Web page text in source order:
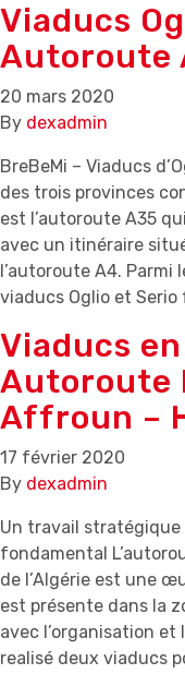
Viaducs
Autoroute
20 mars 2020
By dexadmin
BreBeMi – Viaducs
des trois provinces
est l’autoroute A35
avec un itinéraire
l’autoroute A4.
viaducs Oglio et
Viaducs
Autoroute
Affroun –
17 février 2020
By dexadmin
Un travail stratégique
fondamental
de l’Algérie est une
est présente dans la
avec l’organisation et
realisé deux viaducs